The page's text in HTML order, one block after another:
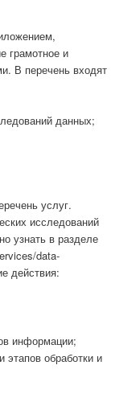
грамотное и
В перечень входят
данных;
услуг.
исследований
узнать в разделе
data-
действия:
информации;
этапов обработки и